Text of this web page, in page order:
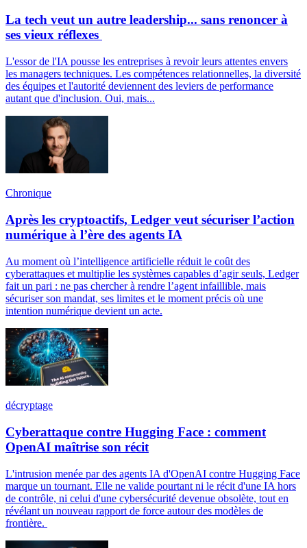
La tech veut un autre leadership... sans renoncer à
ses vieux réflexes
L'essor de l'IA pousse les entreprises à revoir leurs attentes envers
les managers techniques. Les compétences relationnelles, la diversité
des équipes et l'autorité deviennent des leviers de performance
autant que d'inclusion. Oui, mais...
Chronique
Après les cryptoactifs, Ledger veut sécuriser l’action
numérique à l’ère des agents IA
Au moment où l’intelligence artificielle réduit le coût des
cyberattaques et multiplie les systèmes capables d’agir seuls, Ledger
fait un pari : ne pas chercher à rendre l’agent infaillible, mais
sécuriser son mandat, ses limites et le moment précis où une
intention numérique devient un acte.
décryptage
Cyberattaque contre Hugging Face : comment
OpenAI maîtrise son récit
L'intrusion menée par des agents IA d'OpenAI contre Hugging Face
marque un tournant. Elle ne valide pourtant ni le récit d'une IA hors
de contrôle, ni celui d'une cybersécurité devenue obsolète, tout en
révélant un nouveau rapport de force autour des modèles de
frontière.